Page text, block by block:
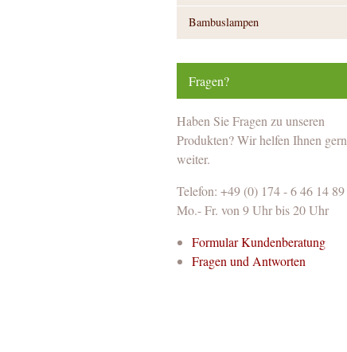
Bambuslampen
Fragen?
Haben Sie Fragen zu unseren
Produkten? Wir helfen Ihnen gern
weiter.
Telefon: +49 (0) 174 - 6 46 14 89
Mo.- Fr. von 9 Uhr bis 20 Uhr
Formular Kundenberatung
Fragen und Antworten